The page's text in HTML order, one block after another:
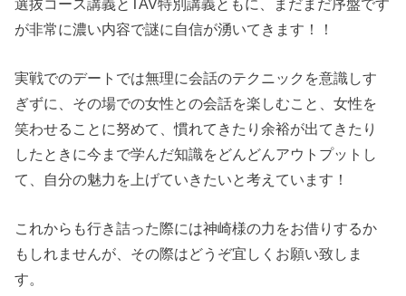
選抜コース講義とTAV特別講義ともに、まだまだ序盤です
が非常に濃い内容で謎に自信が湧いてきます！！
実戦でのデートでは無理に会話のテクニックを意識しす
ぎずに、その場での女性との会話を楽しむこと、女性を
笑わせることに努めて、慣れてきたり余裕が出てきたり
したときに今まで学んだ知識をどんどんアウトプットし
て、自分の魅力を上げていきたいと考えています！
これからも行き詰った際には神崎様の力をお借りするか
もしれませんが、その際はどうぞ宜しくお願い致しま
す。